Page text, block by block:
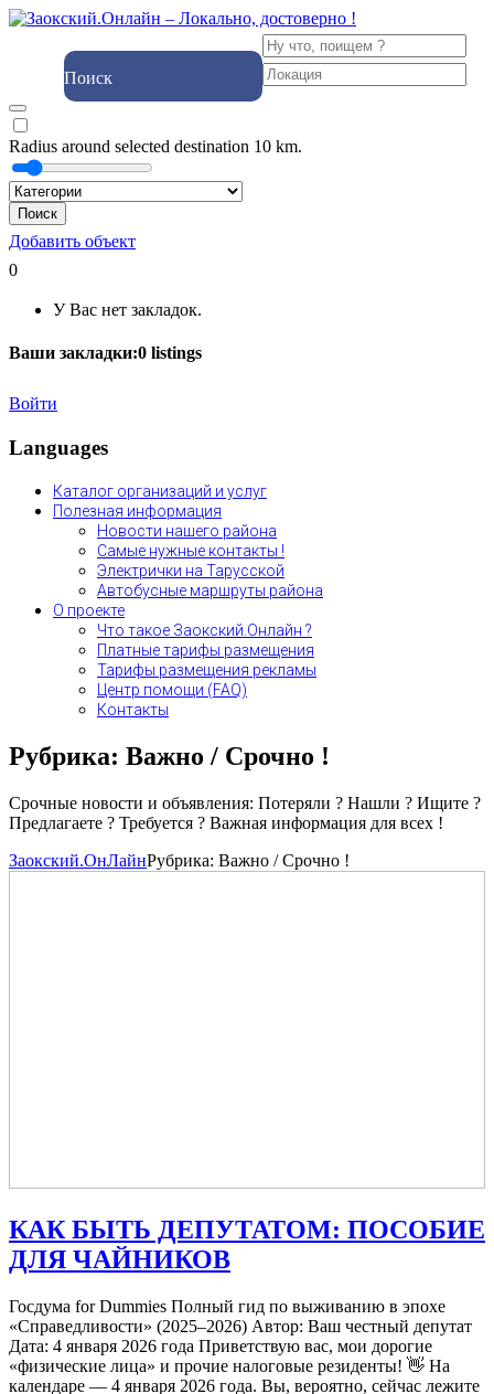
Поиск
Radius around selected destination 10 km.
Поиск
Добавить объект
0
У Вас нет закладок.
Ваши закладки:0 listings
Войти
Languages
Каталог организаций и услуг
Полезная информация
Новости нашего района
Самые нужные контакты !
Электрички на Тарусской
Автобусные маршруты района
О проекте
Что такое Заокский.Онлайн ?
Платные тарифы размещения
Тарифы размещения рекламы
Центр помощи (FAQ)
Контакты
Рубрика: Важно / Срочно !
Срочные новости и объявления: Потеряли ? Нашли ? Ищите ?
Предлагаете ? Требуется ? Важная информация для всех !
Заокский.ОнЛайнРубрика: Важно / Срочно !
КАК БЫТЬ ДЕПУТАТОМ: ПОСОБИЕ
ДЛЯ ЧАЙНИКОВ
Госдума for Dummies Полный гид по выживанию в эпохе
«Справедливости» (2025–2026) Автор: Ваш честный депутат
Дата: 4 января 2026 года Приветствую вас, мои дорогие
«физические лица» и прочие налоговые резиденты! 👋 На
календаре — 4 января 2026 года. Вы, вероятно, сейчас лежите